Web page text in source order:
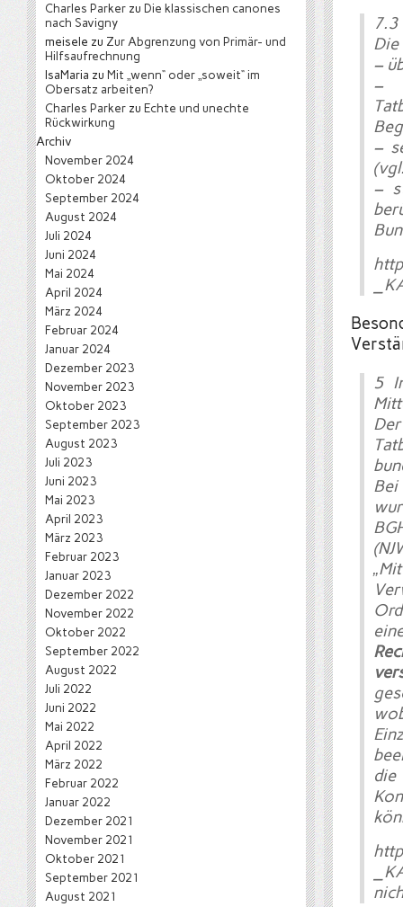
7.3
Die
–
–
–
–
5
Charles Parker zu Die klassischen canones
nach Savigny
meisele zu Zur Abgrenzung von Primär- und
Hilfsaufrechnung
IsaMaria zu Mit „wenn“ oder „soweit“ im
Obersatz arbeiten?
Charles Parker zu Echte und unechte
Rückwirkung
Archiv
November 2024
Oktober 2024
September 2024
August 2024
Juli 2024
Juni 2024
Mai 2024
April 2024
März 2024
Februar 2024
Januar 2024
Dezember 2023
November 2023
Oktober 2023
September 2023
August 2023
Juli 2023
Juni 2023
Mai 2023
April 2023
März 2023
Februar 2023
Januar 2023
Dezember 2022
November 2022
Oktober 2022
September 2022
August 2022
Juli 2022
Juni 2022
Mai 2022
April 2022
März 2022
Februar 2022
Januar 2022
Dezember 2021
November 2021
Oktober 2021
September 2021
August 2021